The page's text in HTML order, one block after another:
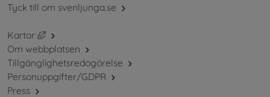
Tyck till om svenljunga.se
Kartor
Länk till annan webbplats, öppnas i nytt fönster.
Om webbplatsen
Tillgänglighetsredogörelse
Personuppgifter/GDPR
Press